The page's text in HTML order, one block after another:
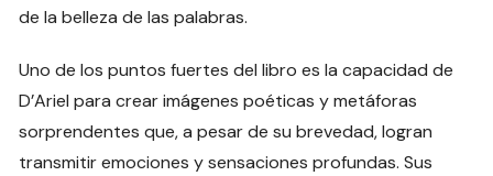
de la belleza de las palabras.
Uno de los puntos fuertes del libro es la capacidad de
D’Ariel para crear imágenes poéticas y metáforas
sorprendentes que, a pesar de su brevedad, logran
transmitir emociones y sensaciones profundas. Sus